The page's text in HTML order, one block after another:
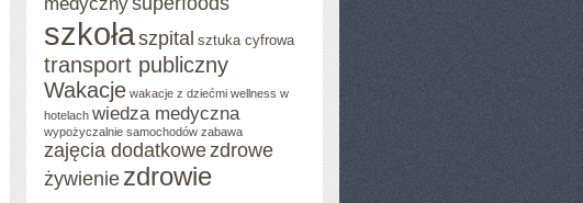
szkołaszpital sztuka cyfrowa
transport publiczny
Wakacje wakacje z dziećmi wellness w
hotelach wiedza medyczna
wypożyczalnie samochodów zabawa
zajęcia dodatkowezdrowe
żywienie zdrowie